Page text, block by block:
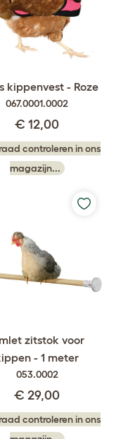
kippenvest - Roze
067.0001.0002
€ 12,00
controleren in ons
magazijn...
zitstok voor
- 1 meter
053.0002
€ 29,00
controleren in ons